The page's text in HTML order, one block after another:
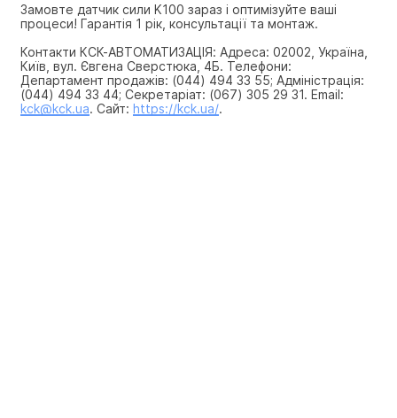
Замовте датчик сили K100 зараз і оптимізуйте ваші
процеси! Гарантія 1 рік, консультації та монтаж.
Контакти КСК-АВТОМАТИЗАЦІЯ: Адреса: 02002, Україна,
Київ, вул. Євгена Сверстюка, 4Б. Телефони:
Департамент продажів: (044) 494 33 55; Адміністрація:
(044) 494 33 44; Секретаріат: (067) 305 29 31. Email:
kck@kck.ua. Сайт: https://kck.ua/.